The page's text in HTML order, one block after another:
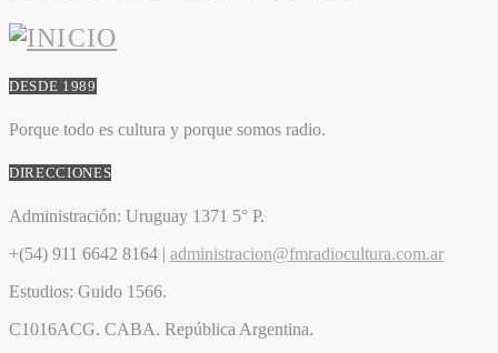
DESDE 1989
Porque todo es cultura y porque somos radio.
DIRECCIONES
Administración: Uruguay 1371 5° P.
+(54) 911 6642 8164 | administracion@fmradiocultura.com.ar
Estudios: Guido 1566.
C1016ACG. CABA. República Argentina.